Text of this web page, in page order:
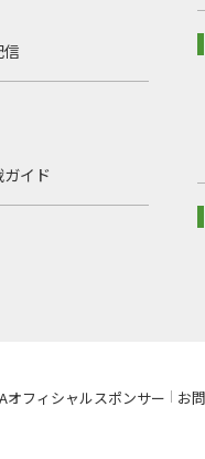
イド
オフィシャルスポンサー お